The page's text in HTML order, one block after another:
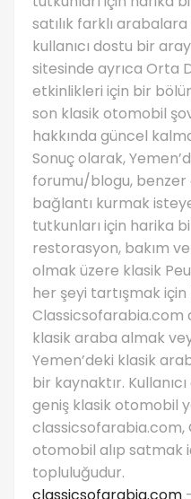
satılık farklı
kullanıcı dostu bir
sitesinde ayrıca Orta
etkinlikleri için bir
son klasik otomobil
hakkında güncel
Sonuç olarak,
forumu/blogu, benzer
bağlantı kurmak
tutkunları için harika
restorasyon, bakım
olmak üzere klasik
her şeyi tartışmak
Classicsofarabia.com
klasik araba almak
Yemen’deki klasik
bir kaynaktır.
geniş klasik otomobil
classicsofarabia.com,
otomobil alıp satmak
topluluğudur.